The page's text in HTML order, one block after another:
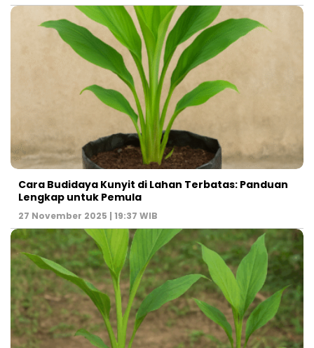
Cara Budidaya Kunyit di Lahan Terbatas: Panduan
Lengkap untuk Pemula
27 November 2025 | 19:37 WIB